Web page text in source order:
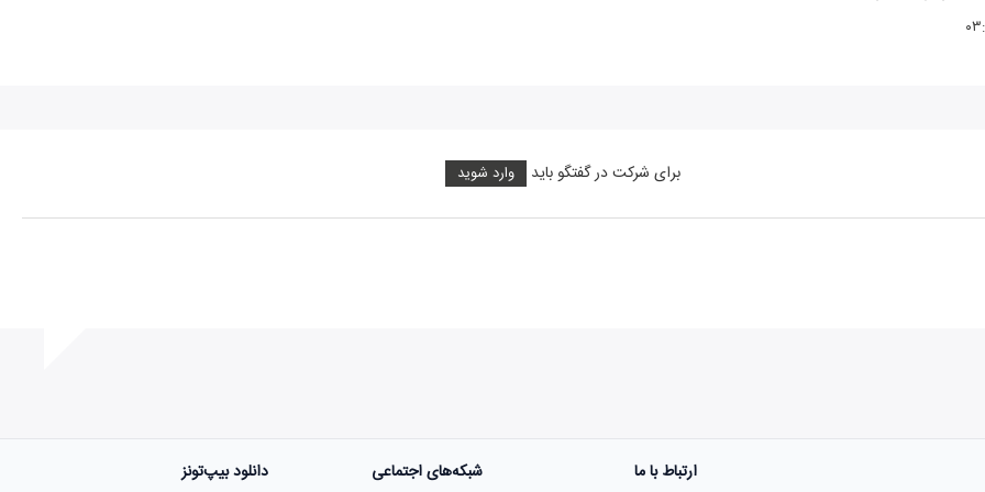
برای شرکت در گفتگو باید وارد شوید
هنوز نظری به ثبت نرسیده‌است.
ارتباط با ما شبکه‌های اجتماعی دانلود بیپ‌تونز